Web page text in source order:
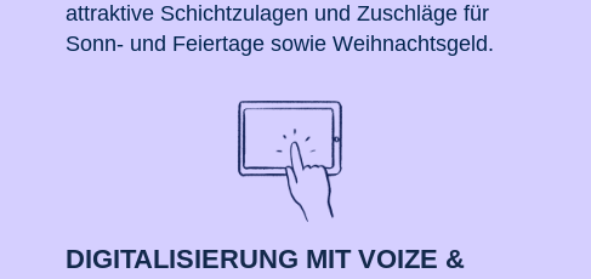
attraktive Schichtzulagen und Zuschläge für
Sonn- und Feiertage sowie Weihnachtsgeld.
DIGITALISIERUNG MIT VOIZE &